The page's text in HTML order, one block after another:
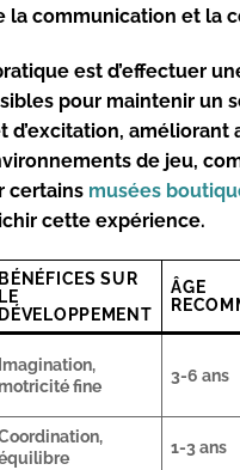
la communication et la
est d’effectuer
pour maintenir un
d’excitation, améliorant
de jeu,
certains musées
cette expérience.
BÉNÉFICES SUR
LE
DÉVELOPPEMENT
ÂGE
Imagination,
motricité fine
3-6 ans
1-3 ans